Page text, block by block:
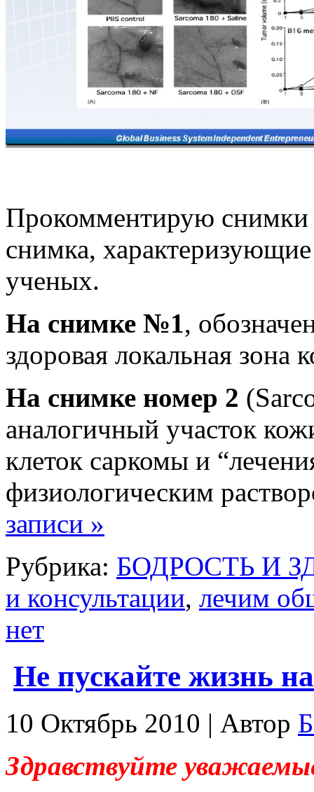
Прокомментирую
снимка,
ученых.
На снимке №1,
здоровая локальная
На снимке номер 2
аналогичный участок
клеток саркомы и
физиологическим
записи »
Рубрика: БОДРОСТЬ И
и консультации, лечим
нет
Не пускайте жизнь
10 Октябрь 2010 | Автор
Здравствуйте